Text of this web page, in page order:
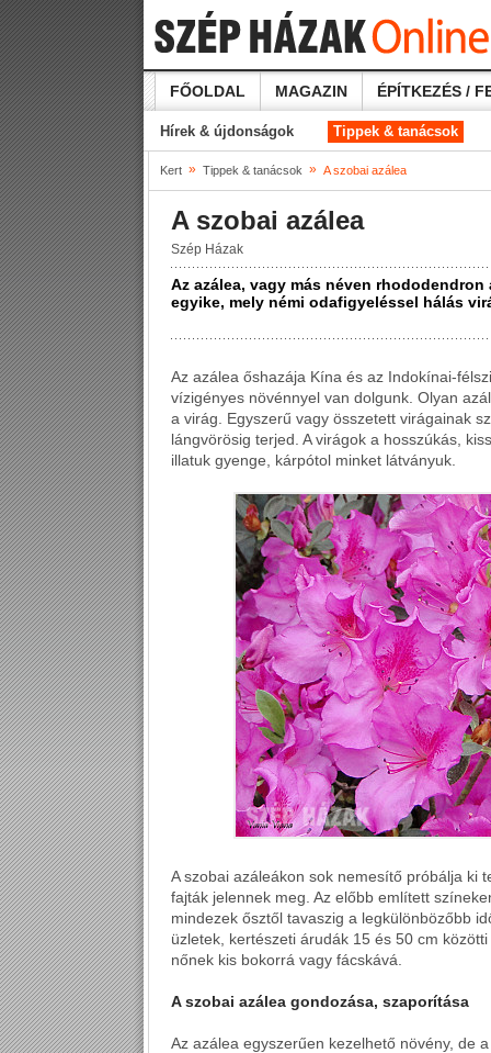
FŐOLDAL MAGAZIN ÉPÍTKEZÉS /
Hírek & újdonságok Tippek & tanácsok
Kert » Tippek & tanácsok » A szobai azálea
A szobai azálea
Szép Házak
Az azálea, vagy más néven
egyike, mely némi odafigyeléssel hálás
Az azálea őshazája Kína és az Indokínai-
vízigényes növénnyel van dolgunk. Olyan
a virág. Egyszerű vagy összetett virágainak
lángvörösig terjed. A virágok a hosszúkás,
illatuk gyenge, kárpótol minket látványuk.
A szobai azáleákon sok nemesítő próbálja ki
fajták jelennek meg. Az előbb említett
mindezek ősztől tavaszig a legkülönbözőbb
üzletek, kertészeti árudák 15 és 50 cm
nőnek kis bokorrá vagy fácskává.
A szobai azálea gondozása, szaporítása
Az azálea egyszerűen kezelhető növény, de